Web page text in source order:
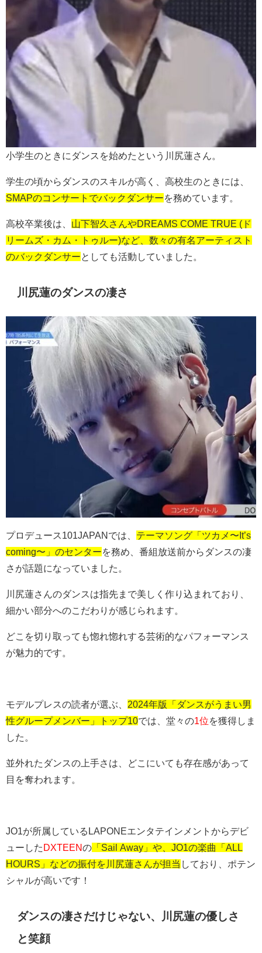
小学生のときにダンスを始めたという川尻蓮さん。
学生の頃からダンスのスキルが高く、高校生のときには、
SMAPのコンサートでバックダンサーを務めています。
高校卒業後は、 山下智久さんやDREAMS COME TRUE (ド
リームズ・カム・トゥルー)など、数々の有名アーティスト
のバックダンサー としても活動していました。
川尻蓮のダンスの凄さ
プロデュース101JAPANでは、 テーマソング「ツカメ〜It’s
coming〜」のセンターを務め、番組放送前からダンスの凄
さが話題になっていました。
川尻蓮さんのダンスは指先まで美しく作り込まれており、
細かい部分へのこだわりが感じられます。
どこを切り取っても惚れ惚れする芸術的なパフォーマンス
が魅力的です。
モデルプレスの読者が選ぶ、 2024年版「ダンスがうまい男
性グループメンバー」トップ10では、堂々の1位を獲得しま
した。
並外れたダンスの上手さは、どこにいても存在感があって
目を奪われます。
JO1が所属しているLAPONEエンタテインメントからデビ
ューした DXTEENの 「Sail Away」や、JO1の楽曲「ALL
HOURS」などの振付を川尻蓮さんが担当 しており、ポテン
シャルが高いです！
ダンスの凄さだけじゃない、川尻蓮の優しさ
と笑顔